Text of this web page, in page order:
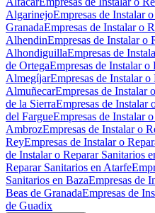
AlgarinejoEmpresas de Instalar
GranadaEmpresas de Instalar o
AlhendinEmpresas de Instalar o
AlhondiguillaEmpresas de
de OrtegaEmpresas de Instalar o
AlmegíjarEmpresas de Instalar
AlmuñecarEmpresas de Instalar
de la SierraEmpresas de Instalar
del FargueEmpresas de Instalar
AmbrozEmpresas de Instalar o
ReyEmpresas de Instalar o
de Instalar o Reparar Sanitarios
Reparar Sanitarios en Atarfe
Sanitarios en BazaEmpresas de
Beas de GranadaEmpresas de
de Guadix